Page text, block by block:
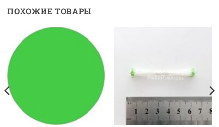
ПОХОЖИЕ ТОВАРЫ